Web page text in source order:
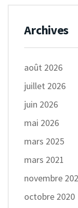
Archives
août 2026
juillet 2026
juin 2026
mai 2026
mars 2025
mars 2021
novembre
octobre 2020